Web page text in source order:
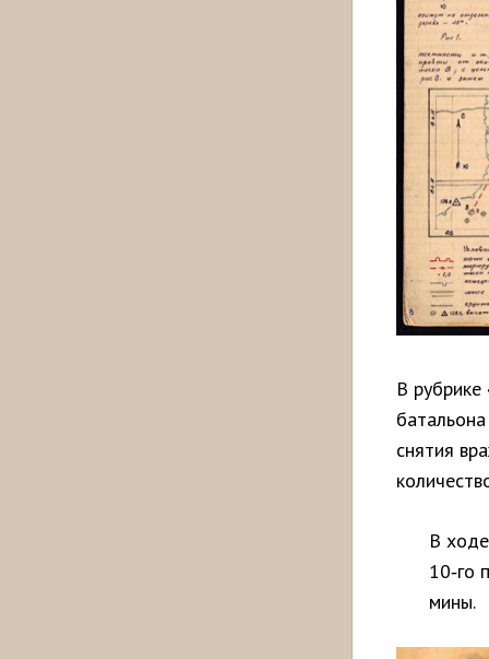
В
снятия
В
10‑го
мины.